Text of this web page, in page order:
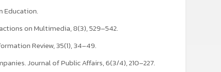
Education.
on Multimedia, 8(3), 529–542.
Review, 35(1), 34–49.
Journal of Public Affairs, 6(3/4), 210–227.